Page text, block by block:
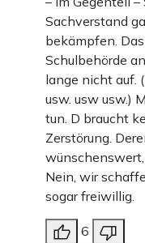
Sachverstand
bekämpfen.
Schulbehörde
lange nicht auf.
usw. usw usw.)
tun. D braucht
Zerstörung.
Nein, wir
sogar freiwillig.
6